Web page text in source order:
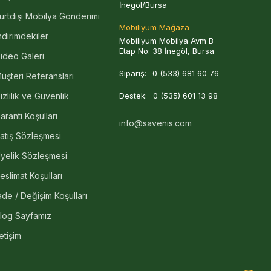
Mobilya Gönderimi
Galeri
Referansları
ve Güvenlik
Koşulları
Sözleşmesi
Sözleşmesi
Koşulları
/ Değişim Koşulları
Sayfamız
İnegöl/Bursa
Mobiliyum Mağaza
Mobiliyum Mobilya Avm B
Etap No: 38 İnegöl, Bursa
Sipariş: 0 (533) 681 60 76
Destek: 0 (535) 601 13 98
info@savenis.com